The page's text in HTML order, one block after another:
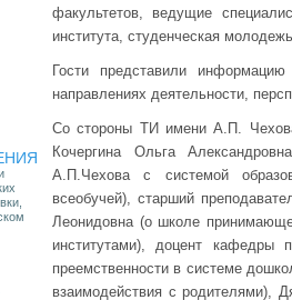
факультетов, ведущие
института, студенческая
Гости представили
направлениях деятельности,
Со стороны ТИ имени А.П.
Кочергина Ольга
А.П.Чехова с системой
всеобучей), старший
Леонидовна (о школе
институтами), доцент кафедры
преемственности в системе
взаимодействия с родителями),